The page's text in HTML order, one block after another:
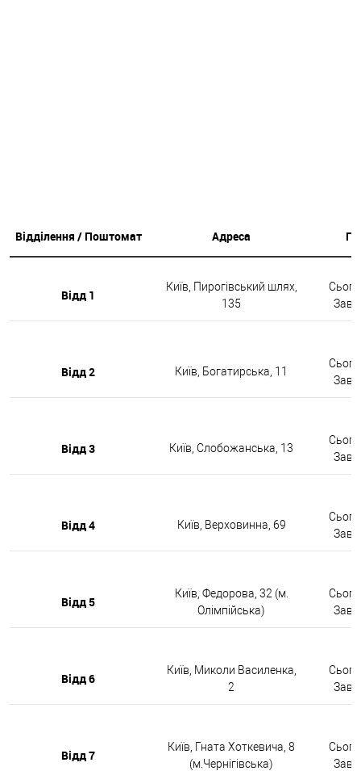
Відділення / Поштомат Адреса
Відд 1
Київ, Пирогівський шлях,
135
Відд 2 Київ, Богатирська, 11
Відд 3 Київ, Слобожанська, 13
Відд 4 Київ, Верховинна, 69
Відд 5
Київ, Федорова, 32 (м.
Олімпійська)
Відд 6
Київ, Миколи Василенка,
2
Відд 7
Київ, Гната Хоткевича, 8
(м.Чернігівська)